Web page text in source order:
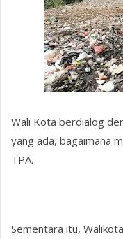
Wali Kota berdialog
yang ada, bagaimana
TPA.
Sementara itu,